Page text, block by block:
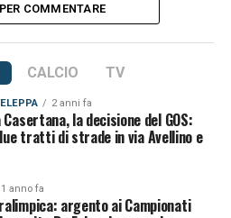
COMMENTARE
CALCIO TV
2 anni fa
la decisione del GOS:
tratti di strade in via Avellino e
1 anno fa
argento ai Campionati